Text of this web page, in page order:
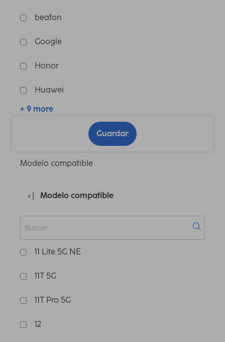
beafon
Google
Honor
Huawei
+ 9 more
Guardar
Modelo compatible
Modelo compatible
11 Lite 5G NE
11T 5G
11T Pro 5G
12